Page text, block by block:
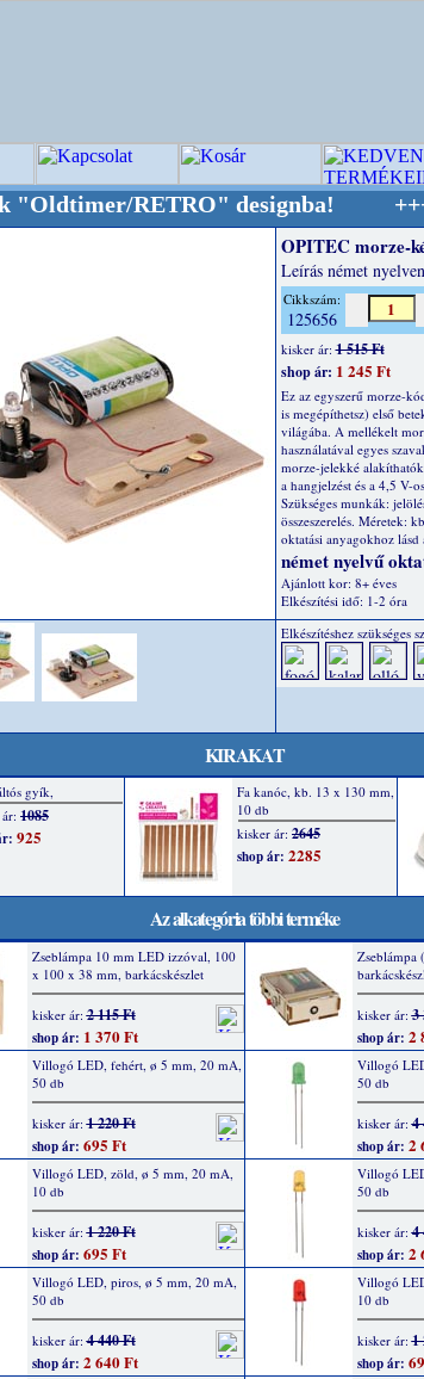
RETRO" designba! +++++++
OPITEC morze-
Leírás német nyelven
Cikkszám:
125656
kisker ár:1 515 Ft
shop ár: 1 245 Ft
Ez az egyszerű morze-
is megépíthetsz) első
világába. A mellékelt
használatával egyes
morze-jelekké
a hangjelzést és a 4,5 V-
Szükséges munkák:
összeszerelés. Méretek:
oktatási anyagokhoz lásd
német nyelvű
Ajánlott kor: 8+ éves
Elkészítési idő: 1-2 óra
Elkészítéshez szükséges
KIRAKAT
Az alkategória többi terméke
Zseblámpa 10 mm LED izzóval, 100
x 100 x 38 mm, barkácskészlet
kisker ár:2 115 Ft
shop ár: 1 370 Ft
Zseblámpa
kisker ár:3
shop ár: 2
Villogó LED, fehért, ø 5 mm, 20 mA,
50 db
kisker ár:1 220 Ft
shop ár: 695 Ft
Villogó
50 db
kisker ár:4
shop ár: 2
Villogó LED, zöld, ø 5 mm, 20 mA,
10 db
kisker ár:1 220 Ft
shop ár: 695 Ft
Villogó
50 db
kisker ár:4
shop ár: 2
Villogó LED, piros, ø 5 mm, 20 mA,
50 db
kisker ár:4 440 Ft
shop ár: 2 640 Ft
Villogó
10 db
kisker ár:1
shop ár: